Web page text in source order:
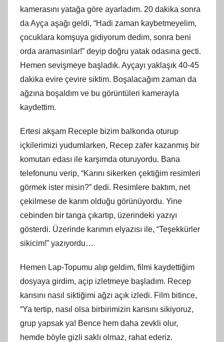
kamerasını yatağa göre ayarladım. 20 dakika sonra
da Ayça aşağı geldi, “Hadi zaman kaybetmeyelim,
çocuklara komşuya gidiyorum dedim, sonra beni
orda aramasınlar!” deyip doğru yatak odasına gecti.
Hemen sevişmeye başladık. Ayçayı yaklaşık 40-45
dakika evire çevire siktim. Boşalacağım zaman da
ağzına boşaldım ve bu görüntüleri kamerayla
kaydettim.
Ertesi akşam Receple bizim balkonda oturup
içkilerimizi yudumlarken, Recep zafer kazanmış bir
komutan edası ile karşımda oturuyordu. Bana
telefonunu verip, “Karını sikerken çektiğim resimleri
görmek ister misin?” dedi. Resimlere baktım, net
çekilmese de karım olduğu görünüyordu. Yine
cebinden bir tanga çıkartıp, üzerindeki yazıyı
gösterdi. Üzerinde karımın elyazısı ile, “Teşekkürler
sikicim!” yazıyordu…
Hemen Lap-Topumu alıp geldim, filmi kaydettiğim
dosyaya girdim, açip izletmeye başladım. Recep
karısını nasıl siktiğimi ağzı açık izledi. Film bitince,
“Ya tertip, nasıl olsa birbirimizin karısını sikiyoruz,
grup yapsak ya! Bence hem daha zevkli olur,
hemde böyle gizli saklı olmaz, rahat ederiz.